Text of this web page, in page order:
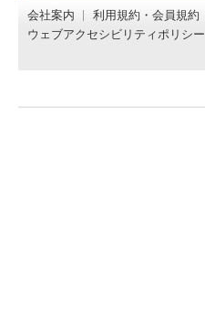
会社案内 利用規約・会員規約
ウェブアクセシビリティポリシー